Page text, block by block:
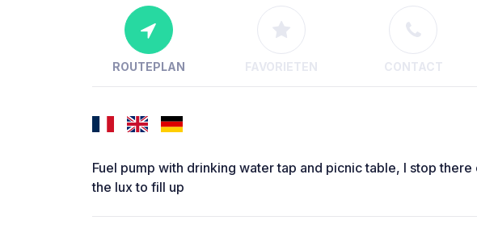
ROUTEPLAN FAVORIETEN CONTACT
Fuel pump with drinking water tap and picnic table, I stop
the lux to fill up